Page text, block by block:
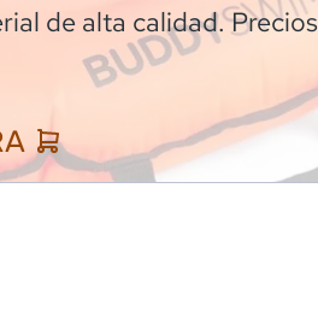
de alta calidad. Precios